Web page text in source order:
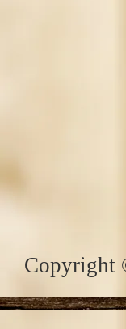
Copyright